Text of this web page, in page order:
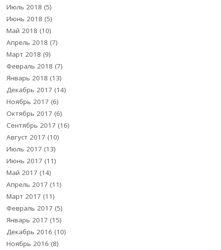
Июль 2018 (5)
Июнь 2018 (5)
Май 2018 (10)
Апрель 2018 (7)
Март 2018 (9)
Февраль 2018 (7)
Январь 2018 (13)
Декабрь 2017 (14)
Ноябрь 2017 (6)
Октябрь 2017 (6)
Сентябрь 2017 (16)
Август 2017 (10)
Июль 2017 (13)
Июнь 2017 (11)
Май 2017 (14)
Апрель 2017 (11)
Март 2017 (11)
Февраль 2017 (5)
Январь 2017 (15)
Декабрь 2016 (10)
Ноябрь 2016 (8)